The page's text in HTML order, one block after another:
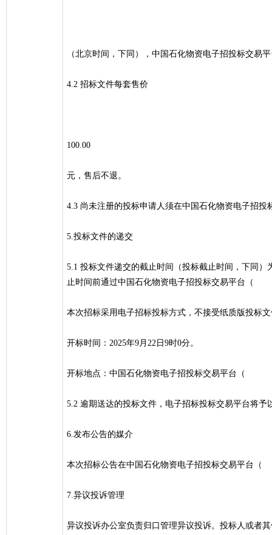
（北京时间，下同），中国石化物资电子招投标交易
4.2 招标文件每套售价
100.00
元，售后不退。
4.3 尚未注册的投标申请人须在中国石化物资电子招投
5.投标文件的递交
5.1 投标文件递交的截止时间（投标截止时间，下同）
止时间前通过中国石化物资电子招投标交易平台（
本次招标采用电子招标投标方式，不接受纸质版投标
开标时间：2025年9月22日9时0分。
开标地点：中国石化物资电子招投标交易平台（
5.2 逾期送达的投标文件，电子招标投标交易平台将予
6.发布公告的媒介
本次招标公告在中国石化物资电子招投标交易平台（
7.异议投诉管理
异议投诉办公室负责归口管理异议投诉。投标人或者